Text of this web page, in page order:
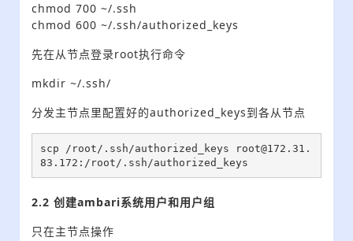
chmod 700 ~/.ssh
chmod 600 ~/.ssh/authorized_keys
先在从节点登录root执行命令
mkdir ~/.ssh/
分发主节点里配置好的authorized_keys到各从节点
scp /root/.ssh/authorized_keys root@172.31.
83.172:/root/.ssh/authorized_keys
2.2 创建ambari系统用户和用户组
只在主节点操作